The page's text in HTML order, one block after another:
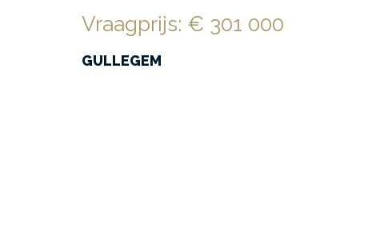
Vraagprijs: € 301 000
GULLEGEM